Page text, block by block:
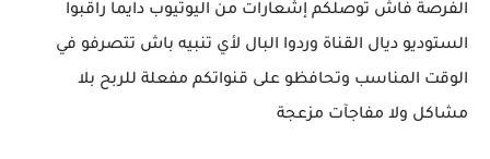
الفرصة فاش توصلكم إشعارات من اليوتيوب دايما راقبوا
الستوديو ديال القناة وردوا البال لأي تنبيه باش تتصرفو في
الوقت المناسب وتحافظو على قنواتكم مفعلة للربح بلا
مشاكل ولا مفاجآت مزعجة